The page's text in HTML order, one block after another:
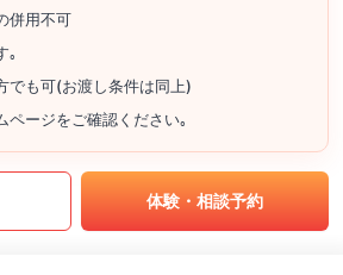
併用不可
｡
でも可(お渡し条件は同上)
ページをご確認ください｡
体験・相談予約